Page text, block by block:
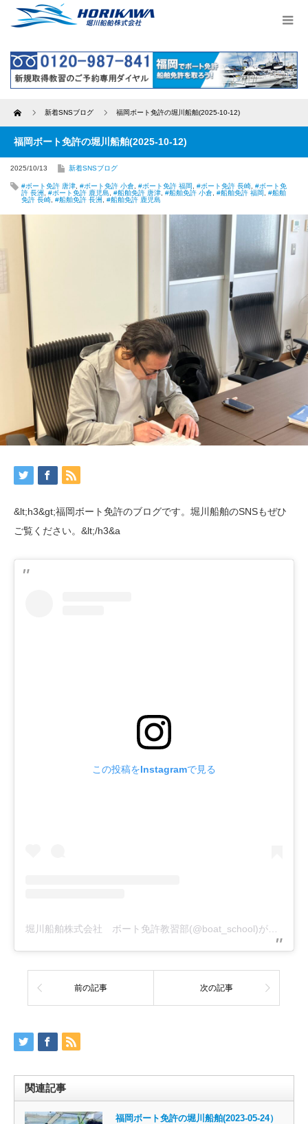
Home 新着SNSブログ 福岡ボート免許の堀川船舶(2025-10-12)
福岡ボート免許の堀川船舶(2025-10-12)
2025/10/13 新着SNSブログ
#ボート免許 唐津 #ボート免許 小倉 #ボート免許 福岡 #ボート免許 長崎 #ボート免
許 長洲
#ボート免許 鹿児島 #船舶免許 唐津 #船舶免許 小倉 #船舶免許 福岡
#船舶
免許 長崎 #船舶免許 長洲 #船舶免許 鹿児島
&lt;h3&gt;福岡ボート免許のブログです。堀川船舶のSNSもぜひ
ご覧ください。&lt;/h3&a
この投稿をInstagramで見る
前の記事 次の記事
関連記事
福岡ボート免許の堀川船舶(2023-05-24）